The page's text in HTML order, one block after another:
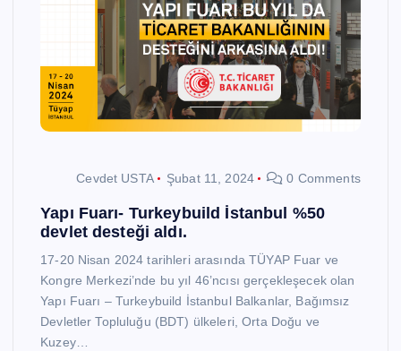
Cevdet USTA Şubat 11, 2024 0 Comments
Yapı Fuarı- Turkeybuild İstanbul %50
devlet desteği aldı.
17-20 Nisan 2024 tarihleri arasında TÜYAP Fuar ve
Kongre Merkezi’nde bu yıl 46’ncısı gerçekleşecek olan
Yapı Fuarı – Turkeybuild İstanbul Balkanlar, Bağımsız
Devletler Topluluğu (BDT) ülkeleri, Orta Doğu ve
Kuzey…